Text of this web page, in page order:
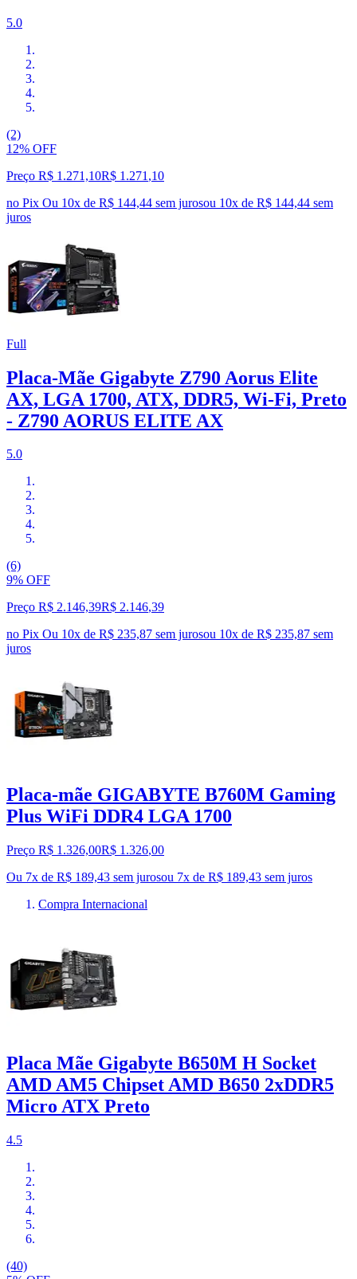
5.0
(2)
12% OFF
Preço R$ 1.271,10R$ 1.271 ,10
no Pix Ou 10x de R$ 144,44 sem jurosou 10x de R$ 144,44 sem
juros
Full
Placa-Mãe Gigabyte Z790 Aorus Elite
AX, LGA 1700, ATX, DDR5, Wi-Fi, Preto
- Z790 AORUS ELITE AX
5.0
(6)
9% OFF
Preço R$ 2.146,39R$ 2.146,39
no Pix Ou 10x de R$ 235,87 sem jurosou 10x de R$ 235,87 sem
juros
Placa-mãe GIGABYTE B760M Gaming
Plus WiFi DDR4 LGA 1700
Preço R$ 1.326,00R$ 1.326,00
Ou 7x de R$ 189,43 sem jurosou 7x de R$ 189,43 sem juros
Compra Internacional
Placa Mãe Gigabyte B650M H Socket
AMD AM5 Chipset AMD B650 2xDDR5
Micro ATX Preto
4.5
(40)